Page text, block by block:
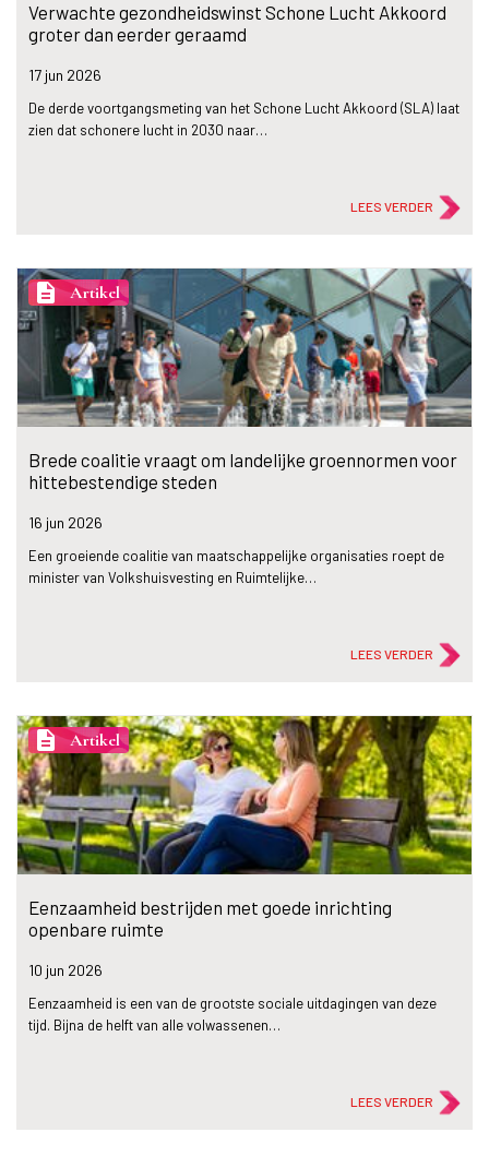
Verwachte gezondheidswinst Schone Lucht Akkoord
groter dan eerder geraamd
17 jun 2026
De derde voortgangsmeting van het Schone Lucht Akkoord (SLA) laat
zien dat schonere lucht in 2030 naar…
LEES VERDER
description Artikel
Brede coalitie vraagt om landelijke groennormen voor
hittebestendige steden
16 jun 2026
Een groeiende coalitie van maatschappelijke organisaties roept de
minister van Volkshuisvesting en Ruimtelijke…
LEES VERDER
description Artikel
Eenzaamheid bestrijden met goede inrichting
openbare ruimte
10 jun 2026
Eenzaamheid is een van de grootste sociale uitdagingen van deze
tijd. Bijna de helft van alle volwassenen…
LEES VERDER